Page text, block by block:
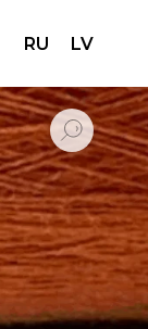
RU LV